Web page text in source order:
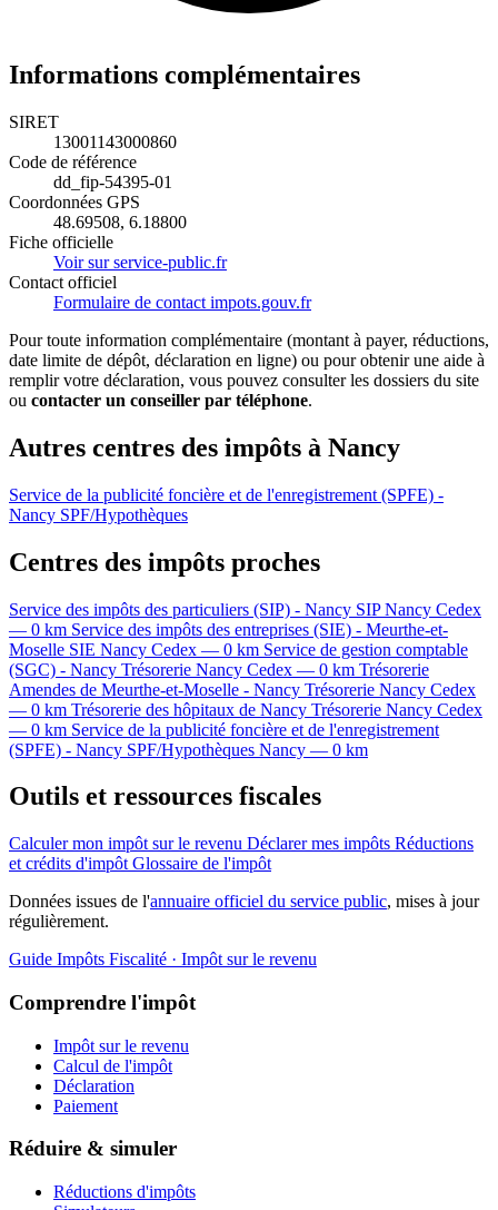
Informations complémentaires
SIRET
13001143000860
Code de référence
dd_fip-54395-01
Coordonnées GPS
48.69508, 6.18800
Fiche officielle
Voir sur service-public.fr
Contact officiel
Formulaire de contact impots.gouv.fr
Pour toute information complémentaire (montant à payer, réductions,
date limite de dépôt, déclaration en ligne) ou pour obtenir une aide à
remplir votre déclaration, vous pouvez consulter les dossiers du site
ou contacter un conseiller par téléphone.
Autres centres des impôts à Nancy
Service de la publicité foncière et de l'enregistrement (SPFE) -
Nancy SPF/Hypothèques
Centres des impôts proches
Service des impôts des particuliers (SIP) - Nancy SIP Nancy Cedex
— 0 km Service des impôts des entreprises (SIE) - Meurthe-et-
Moselle SIE Nancy Cedex — 0 km Service de gestion comptable
(SGC) - Nancy Trésorerie Nancy Cedex — 0 km Trésorerie
Amendes de Meurthe-et-Moselle - Nancy Trésorerie Nancy Cedex
— 0 km Trésorerie des hôpitaux de Nancy Trésorerie Nancy Cedex
— 0 km Service de la publicité foncière et de l'enregistrement
(SPFE) - Nancy SPF/Hypothèques Nancy — 0 km
Outils et ressources fiscales
Calculer mon impôt sur le revenu Déclarer mes impôts Réductions
et crédits d'impôt Glossaire de l'impôt
Données issues de l'annuaire officiel du service public, mises à jour
régulièrement.
Guide Impôts Fiscalité · Impôt sur le revenu
Comprendre l'impôt
Impôt sur le revenu
Calcul de l'impôt
Déclaration
Paiement
Réduire & simuler
Réductions d'impôts